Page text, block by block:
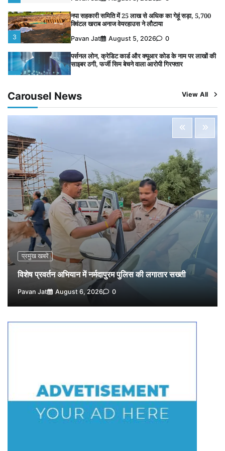
पर्सनल लोन, क्रेडिट कार्ड और क्यूआर कोड के नाम पर लाखों की
साइबर ठगी, फर्जी सिम बेचने वाला आरोपी गिरफ्तार
विशेष प्रवर्तन अभियान में नर्मदापुरम पुलिस की सख्त कार्रवाई
विशेष प्रवर्तन अभियान में नर्मदापुरम पुलिस की लगातार सख्ती
2
वेयरहाउस कॉरपोरेशन के जिला प्रबंधक पर केस दर्ज, फरार;
क्लर्क को मिली कमान, ‘चाबी के खेल’ पर फिर उठे सवाल
Pavan Jat
नपा सहकारी समिति में 25 लाख से अधिक का गेहूं सड़ा, 5,700
क्विंटल खराब अनाज वेयरहाउस ने लौटाया
Pavan Jat August 5, 2026 0
4
पर्सनल लोन, क्रेडिट कार्ड और क्यूआर कोड के नाम पर लाखों की
साइबर ठगी, फर्जी सिम बेचने वाला आरोपी गिरफ्तार
Pavan Jat August 5, 2026
5
विशेष प्रवर्तन अभियान में नर्मदापुरम पुलिस की सख्त कार्रवाई
Pavan Jat August 5, 2026
Carousel News View All
प्रमुख खबरें
विशेष प्रवर्तन अभियान में नर्मदापुरम पुलिस की लगातार सख्ती
Pavan Jat August 6, 2026 0